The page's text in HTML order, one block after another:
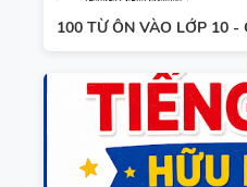
100 TỪ ÔN VÀO LỚP 10 -